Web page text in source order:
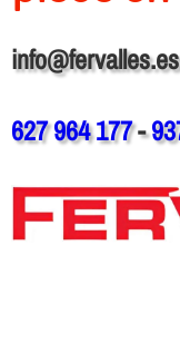
info@fervalles.es
627 964 177-